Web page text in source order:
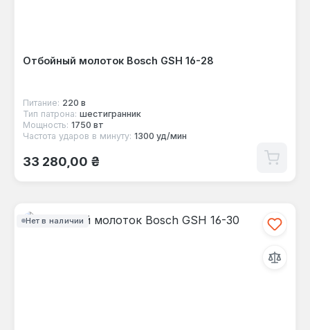
Отбойный молоток Bosch GSH 16-28
Питание: 220 в
Тип патрона: шестигранник
Мощность: 1750 вт
Частота ударов в минуту: 1300 уд/мин
Обычная цена:
33 280,00 ₴
Нет в наличии